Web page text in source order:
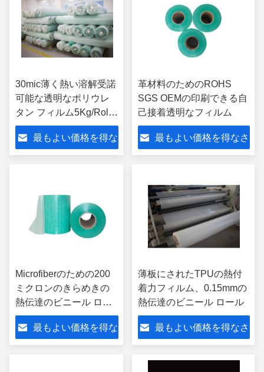
30mic薄く熱い溶解受諾
可能な透明なポリウレ
タン フィルム5Kg/Roll
OEM
最もよい価格を得な
革材料のためのROHS
SGS OEMの印刷できる自
己接着透明なフィルム
最もよい価格を得なさ
Microfiberのための200
ミクロンのきらめきの
熱伝達のビニール ロー
ル15s/time
最もよい価格を得な
薄板にされたTPUの熱付
着力フィルム、0.15mmの
熱伝達のビニール ロール
最もよい価格を得なさ